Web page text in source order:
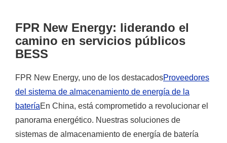
FPR New Energy: liderando el
camino en servicios públicos
BESS
FPR New Energy, uno de los destacadosProveedores
del sistema de almacenamiento de energía de la
bateríaEn China, está comprometido a revolucionar el
panorama energético. Nuestras soluciones de
sistemas de almacenamiento de energía de batería